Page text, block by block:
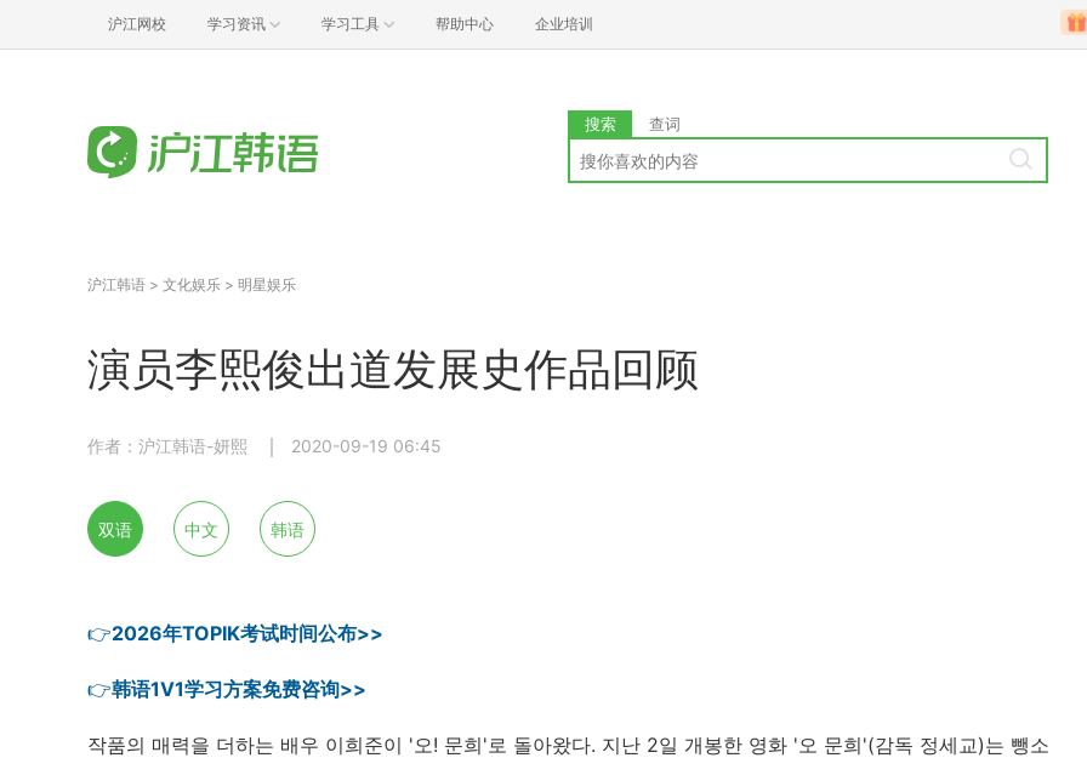
沪江网校 学习资讯 学习工具 帮助中心 企业培训
搜索 查词
沪江韩语 > 文化娱乐 > 明星娱乐
演员李熙俊出道发展史作品回顾
作者：沪江韩语-妍熙 2020-09-19 06:45
双语 中文 韩语
👉2026年TOPIK考试时间公布>>
👉韩语1V1学习方案免费咨询>>
작품의 매력을 더하는 배우 이희준이 '오! 문희'로 돌아왔다. 지난 2일 개봉한 영화 '오 문희'(감독 정세교)는 뺑소